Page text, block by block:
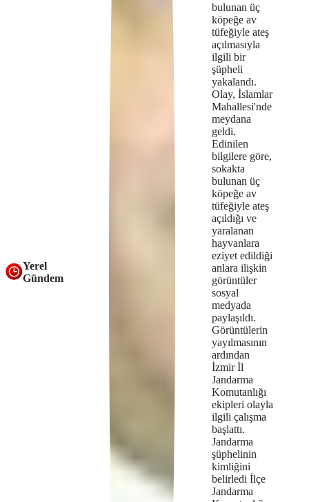
Yerel
Gündem
supported.
bulunan üç
köpeğe av
tüfeğiyle ateş
açılmasıyla
ilgili bir
şüpheli
yakalandı.
Olay, İslamlar
Mahallesi'nde
meydana
geldi.
Edinilen
bilgilere göre,
sokakta
bulunan üç
köpeğe av
tüfeğiyle ateş
açıldığı ve
yaralanan
hayvanlara
eziyet edildiği
anlara ilişkin
görüntüler
sosyal
medyada
paylaşıldı.
Görüntülerin
yayılmasının
ardından
İzmir İl
Jandarma
Komutanlığı
ekipleri olayla
ilgili çalışma
başlattı.
Jandarma
şüphelinin
kimliğini
belirledi İlçe
Jandarma